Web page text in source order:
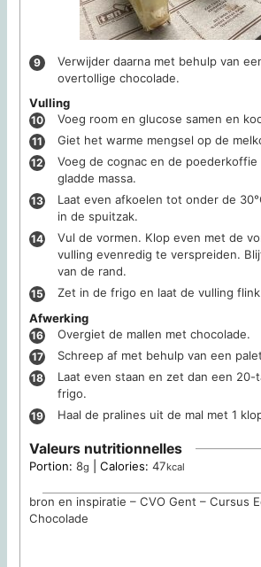
Verwijder daarna met behulp van
overtollige chocolade.
Vulling
Voeg room en glucose samen en
Giet het warme mengsel op de
Voeg de cognac en de
gladde massa.
Laat even afkoelen tot onder de
in de spuitzak.
Vul de vormen. Klop even met de
vulling evenredig te verspreiden.
van de rand.
Zet in de frigo en laat de vulling
Afwerking
Overgiet de mallen met chocolade.
Schreep af met behulp van een
Laat even staan en zet dan een 20-
frigo.
Haal de pralines uit de mal met 1
Valeurs nutritionnelles
Portion:8g |Calories:47kcal
bron en inspiratie – CVO Gent – Cursus
Chocolade